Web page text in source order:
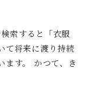
索すると「衣服
て将来に渡り持続
ます。 かつて、き